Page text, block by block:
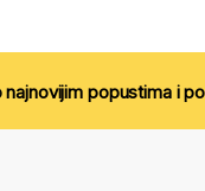
popustima i